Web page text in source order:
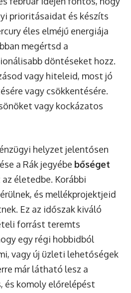
prioritásaidat és készíts
éles elméjű energiája
megértsd a
döntéseket hozz.
vagy hiteleid, most jó
vagy csökkentésére.
vagy kockázatos
helyzet jelentősen
a Rák jegyébe bőséget
az életedbe. Korábbi
és mellékprojektjeid
Ez az időszak kiváló
forrást teremts
egy régi hobbidból
vagy új üzleti lehetőségek
már látható lesz a
és komoly előrelépést